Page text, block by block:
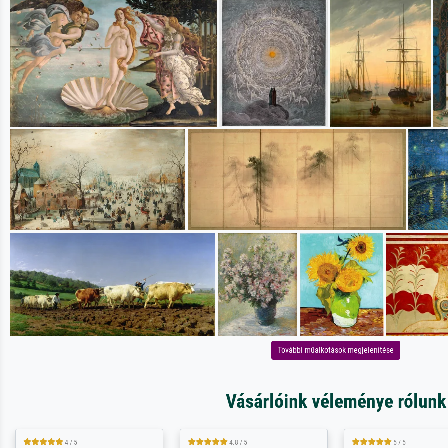
További műalkotások megjelenítése
Vásárlóink véleménye rólunk
5 / 5 5 / 5 4.8 / 5